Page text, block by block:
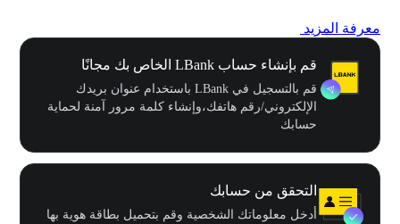
معرفة المزيد
قم بإنشاء حساب LBank الخاص بك مجانًا
قم بالتسجيل في LBank باستخدام عنوان بريدك
الإلكتروني/رقم هاتفك،وإنشاء كلمة مرور آمنة لحماية
حسابك
التحقق من حسابك
أدخل معلوماتك الشخصية وقم بتحميل بطاقة هوية بها